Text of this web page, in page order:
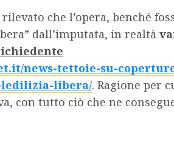
che l’opera, benché
dall’imputata, in realtà
news-tettoie-su-
ledilizia-libera/. Ragione per
con tutto ciò che ne